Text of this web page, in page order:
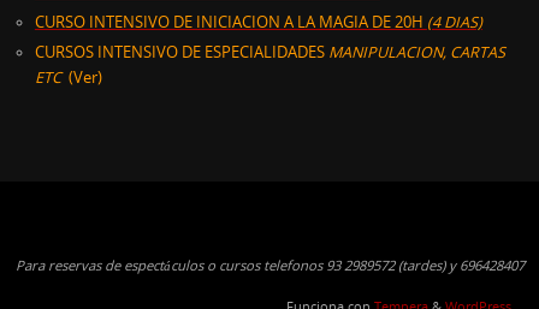
CURSO INTENSIVO DE INICIACION A LA MAGIA DE 20H (4 DIAS)
CURSOS INTENSIVO DE ESPECIALIDADES MANIPULACION, CARTAS
ETC(Ver)
Para reservas de espectáculos o cursos telefonos 93 2989572 (tardes) y 696428407